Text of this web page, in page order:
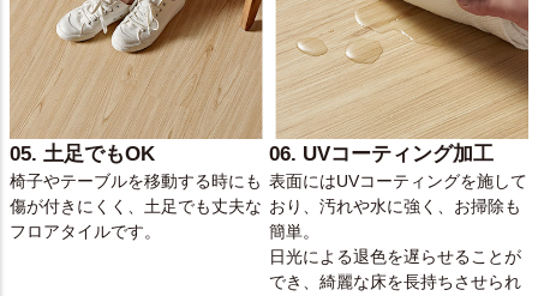
05. 土足でもOK
椅子やテーブルを移動する時にも
傷が付きにくく、土足でも丈夫な
フロアタイルです。
06. UVコーティング加工
表面にはUVコーティングを施して
おり、汚れや水に強く、お掃除も
簡単。
日光による退色を遅らせることが
でき、綺麗な床を長持ちさせられ